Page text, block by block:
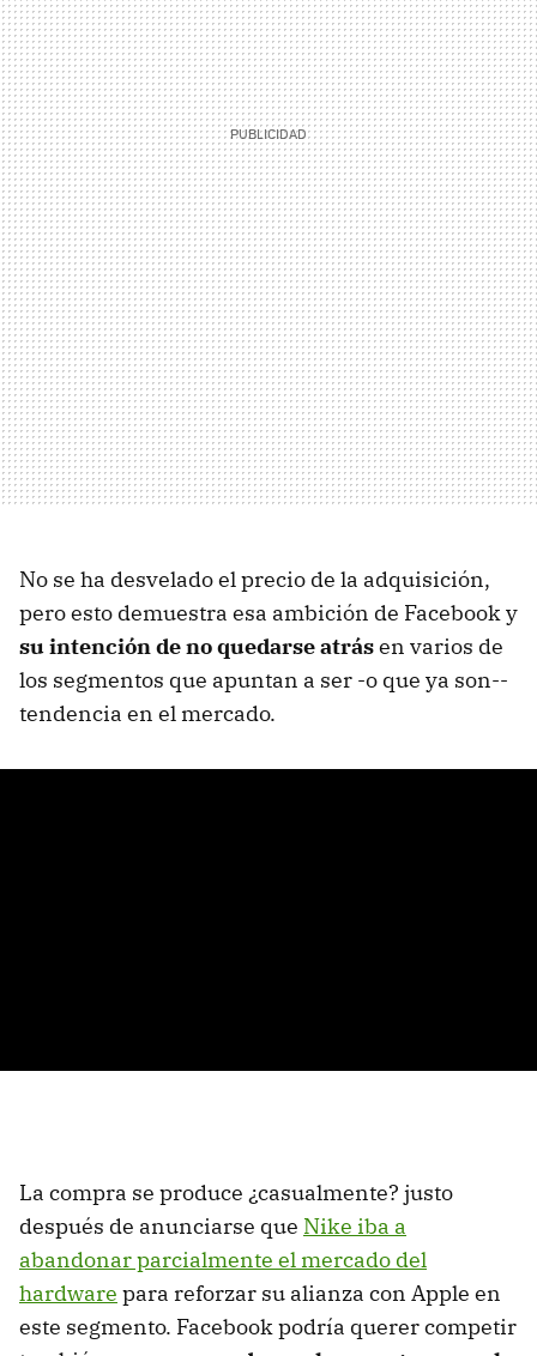
No se ha desvelado el precio de la adquisición,
pero esto demuestra esa ambición de Facebook y
su intención de no quedarse atrásen varios de
los segmentos que apuntan a ser -o que ya son--
tendencia en el mercado.
La compra se produce ¿casualmente? justo
después de anunciarse que Nike iba a
abandonar parcialmente el mercado del
hardware para reforzar su alianza con Apple en
este segmento. Facebook podría querer competir